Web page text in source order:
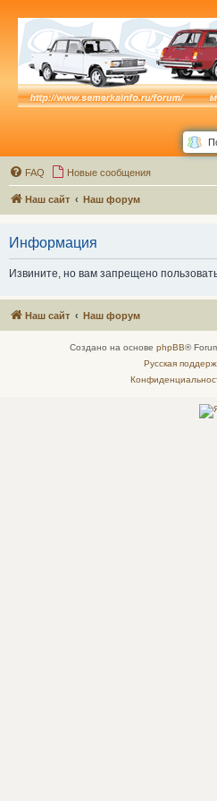
FAQ Новые сообщения
Наш сайт Наш форум
Информация
Извините, но вам запрещено
Наш сайт Наш форум
Создано на основе phpBB®
Русская